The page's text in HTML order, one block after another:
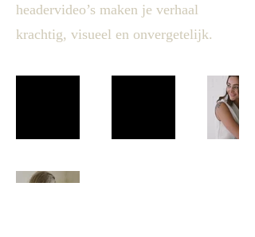
headervideo’s maken je verhaal
krachtig, visueel en onvergetelijk.